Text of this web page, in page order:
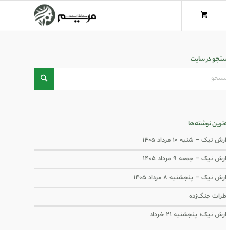
در سایت
نوشته‌ها
نیک – شنبه ۱۰ مرداد ۱۴۰۵
نیک – جمعه ۹ مرداد ۱۴۰۵
نیک – پنجشنبه ۸ مرداد ۱۴۰۵
جنگ‌‌زده
نیک؛ پنجشنبه ۲۱ خرداد